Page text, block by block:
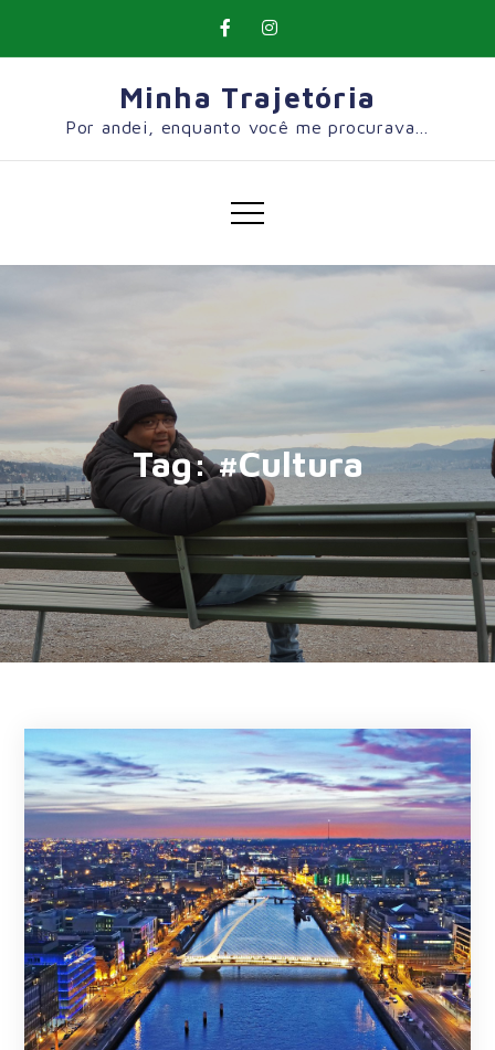
Minha Trajetória
Por andei, enquanto você me procurava…
Tag:#Cultura